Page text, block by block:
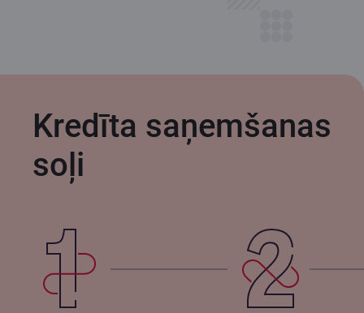
Kredīta saņemšanas
soļi